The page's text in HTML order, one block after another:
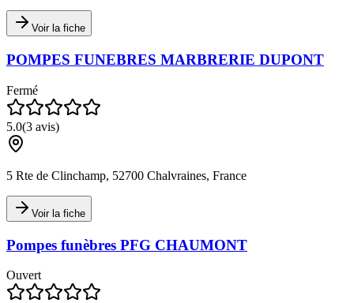
Voir la fiche
POMPES FUNEBRES MARBRERIE DUPONT
Fermé
5.0(3 avis)
5 Rte de Clinchamp, 52700 Chalvraines, France
Voir la fiche
Pompes funèbres PFG CHAUMONT
Ouvert